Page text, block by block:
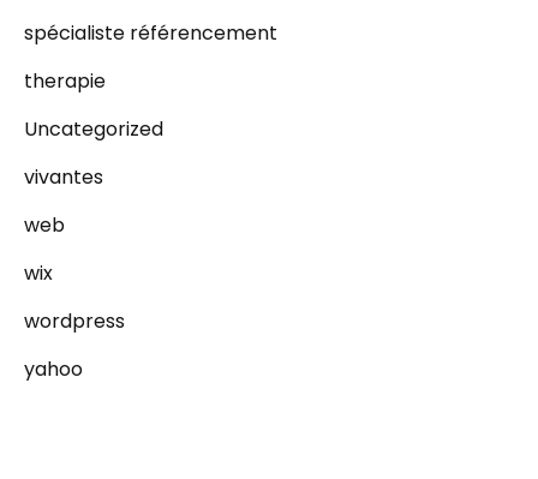
spécialiste référencement
therapie
Uncategorized
vivantes
web
wix
wordpress
yahoo